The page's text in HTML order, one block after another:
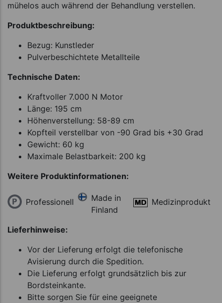
mühelos auch während der Behandlung verstellen.
Produktbeschreibung:
Bezug: Kunstleder
Pulverbeschichtete Metallteile
Technische Daten:
Kraftvoller 7.000 N Motor
Länge: 195 cm
Höhenverstellung: 58-89 cm
Kopfteil verstellbar von -90 Grad bis +30 Grad
Gewicht: 60 kg
Maximale Belastbarkeit: 200 kg
Weitere Produktinformationen:
Professionell
Made in
Finland
Medizinprodukt
Lieferhinweise:
Vor der Lieferung erfolgt die telefonische
Avisierung durch die Spedition.
Die Lieferung erfolgt grundsätzlich bis zur
Bordsteinkante.
Bitte sorgen Sie für eine geeignete